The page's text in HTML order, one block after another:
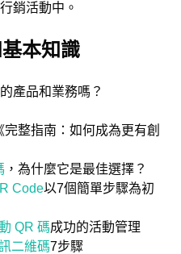
銷活動中。
本知識
產品和業務嗎？
完整指南：如何成為更有創
，為什麼它是最佳選擇？
Code以7個簡單步驟為初
QR 碼成功的活動管理
二維碼7步驟